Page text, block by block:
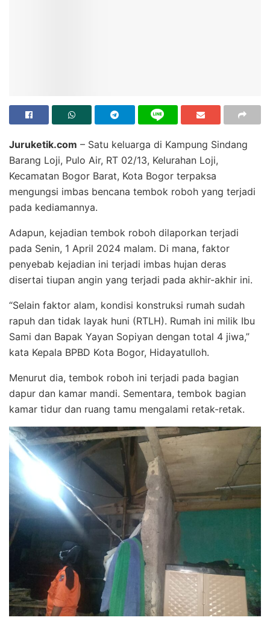
Juruketik.com – Satu keluarga di Kampung Sindang
Barang Loji, Pulo Air, RT 02/13, Kelurahan Loji,
Kecamatan Bogor Barat, Kota Bogor terpaksa
mengungsi imbas bencana tembok roboh yang terjadi
pada kediamannya.
Adapun, kejadian tembok roboh dilaporkan terjadi
pada Senin, 1 April 2024 malam. Di mana, faktor
penyebab kejadian ini terjadi imbas hujan deras
disertai tiupan angin yang terjadi pada akhir-akhir ini.
“Selain faktor alam, kondisi konstruksi rumah sudah
rapuh dan tidak layak huni (RTLH). Rumah ini milik Ibu
Sami dan Bapak Yayan Sopiyan dengan total 4 jiwa,”
kata Kepala BPBD Kota Bogor, Hidayatulloh.
Menurut dia, tembok roboh ini terjadi pada bagian
dapur dan kamar mandi. Sementara, tembok bagian
kamar tidur dan ruang tamu mengalami retak-retak.